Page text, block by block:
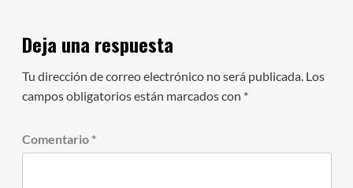
Deja una respuesta
Tu dirección de correo electrónico no será publicada. Los
campos obligatorios están marcados con *
Comentario *